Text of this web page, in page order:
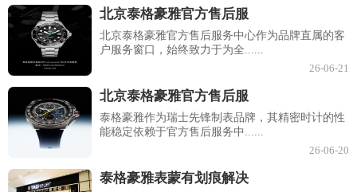
北京泰格豪雅官方售后服
北京泰格豪雅官方售后服务中心作为品牌直属的客
户服务窗口，始终致力于为全......
26-06-21
北京泰格豪雅官方售后服
泰格豪雅作为瑞士先锋制表品牌，其精密时计的性
能稳定依赖于官方售后服务中......
26-06-20
泰格豪雅表蒙有划痕解决